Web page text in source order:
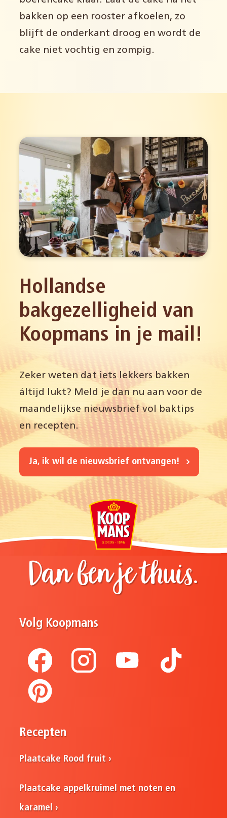
bakken op een rooster afkoelen, zo
blijft de onderkant droog en wordt de
cake niet vochtig en zompig.
Hollandse
bakgezelligheid van
Koopmans in je mail!
Zeker weten dat iets lekkers bakken
áltijd lukt? Meld je dan nu aan voor de
maandelijkse nieuwsbrief vol baktips
en recepten.
Ja, ik wil de nieuwsbrief ontvangen!
Dan ben je thuis.
Volg Koopmans
Recepten
Plaatcake Rood fruit
Plaatcake appelkruimel met noten en
karamel